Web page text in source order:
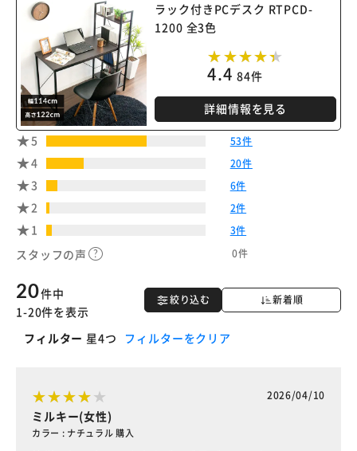
ラック付きPCデスク RTPCD-
1200 全3色
4.4 84件
詳細情報を見る
5 53件
4 20件
3 6件
2 2件
1 3件
スタッフの声 0件
絞り込む 新着順
20件中
1-20件を表示
フィルター 星4つ フィルターをクリア
2026/04/10
ミルキー(女性)
カラー : ナチュラル 購入
カートに入れる 購入手続きへ